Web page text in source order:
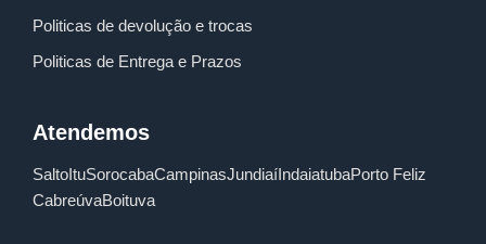
Politicas de devolução e trocas
Politicas de Entrega e Prazos
Atendemos
SaltoItuSorocabaCampinasJundiaíIndaiatubaPorto Feliz
CabreúvaBoituva